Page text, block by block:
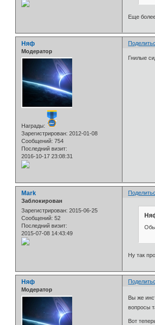
Еще
Няф
Модератор
Награды:
Зарегистрирован: 2012-01-08
Сообщений: 754
Последний визит:
2016-10-17 23:08:31
Гнилые
Mark
Заблокирован
Зарегистрирован: 2015-06-25
Сообщений: 52
Последний визит:
2015-07-08 14:43:49
Ну так
Няф
Модератор
Вы же
вопросы
Вот